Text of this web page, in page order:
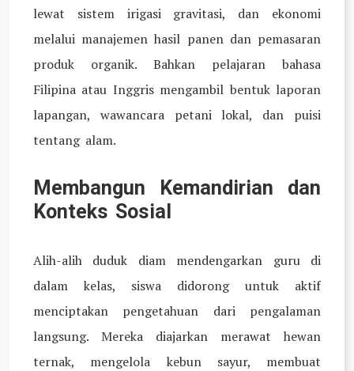
lewat sistem irigasi gravitasi, dan ekonomi
melalui manajemen hasil panen dan pemasaran
produk organik. Bahkan pelajaran bahasa
Filipina atau Inggris mengambil bentuk laporan
lapangan, wawancara petani lokal, dan puisi
tentang alam.
Membangun Kemandirian dan
Konteks Sosial
Alih-alih duduk diam mendengarkan guru di
dalam kelas, siswa didorong untuk aktif
menciptakan pengetahuan dari pengalaman
langsung. Mereka diajarkan merawat hewan
ternak, mengelola kebun sayur, membuat